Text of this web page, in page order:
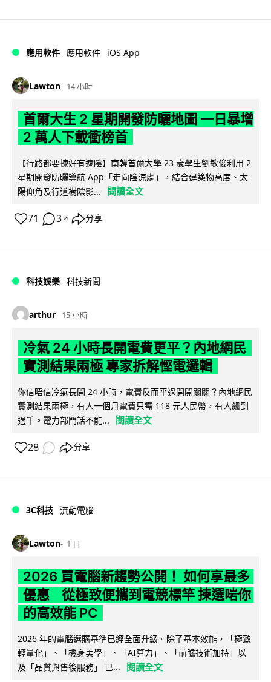
應用軟件 應用軟件 iOS App
Lawton 14 小時
首爾大生 2 星期開發防曬地圖 一日暴增
2 萬人下載衝榜首
【行路都要揀好有遮陰】南韓首爾大學 23 歲學生劉敏俊利用 2
星期開發防曬導航 App「走向陰涼處」，結合建築物高度、太
陽仰角及行道樹陰影...
閱讀全文
71 3 ↗ 分享
科技娛樂 科技新聞
arthur 15 小時
冷氣 24 小時長開電費更平？內地網民
實測結果兩極 專家拆解慳電邏輯
你信唔信冷氣長開 24 小時，電費反而平過開開關關？內地網民
實測結果兩極，有人一個月電費只需 118 元人民幣，有人飆到
過千。電力部門話不能...
閱讀全文
28 分享
3C科技 流動電腦
Lawton 1 日
2026 買電腦新趨勢公開！ 如何享最多
優惠 從極致便攜到電競標竿 揀選啱你
的高效能 PC
2026 年的電腦選購基準已經全面升級。除了基本效能，「極致
輕量化」、「機身美學」、「AI算力」、「前瞻技術加持」以
及「品質與售後服務」 已...
閱讀全文